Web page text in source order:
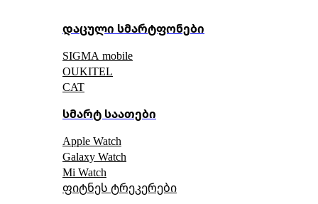
დაცული სმარტფონები
SIGMA mobile
OUKITEL
CAT
სმარტ საათები
Apple Watch
Galaxy Watch
Mi Watch
ფიტნეს ტრეკერები